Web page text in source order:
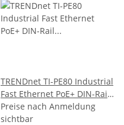
TRENDnet TI-PE80 Industrial
Fast Ethernet PoE+ DIN-Rail
Switch 8-Port
Preise nach Anmeldung
sichtbar